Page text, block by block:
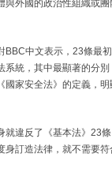
外國的政治性組織或團
BBC中文表示，23條最
系統，其中最顯著的分
家安全法》的定義，明
就違反了《基本法》23
訂造法律，就不需要